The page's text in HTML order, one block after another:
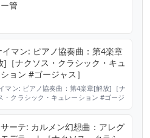
タに基づく） 圏外 **...
管
イマン: ピアノ協奏曲：第4楽章
]［ナクソス・クラシック・キュ
ョン #ゴージャス］
マン: ピアノ協奏曲：第4楽章[解放]［ナ
・クラシック・キュレーション #ゴージ
い ☆☆☆☆ おしゃれ ☆☆☆ ゴージャ
コミカル ☆ ロマンチック ☆☆
ーテ: カルメン幻想曲：アレグ